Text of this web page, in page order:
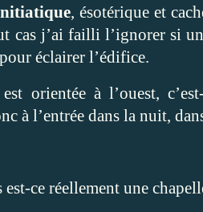
, ésotérique et
cas j’ai failli l’ignorer si
éclairer l’édifice.
orientée à l’ouest,
à l’entrée dans la nuit,
est-ce réellement une